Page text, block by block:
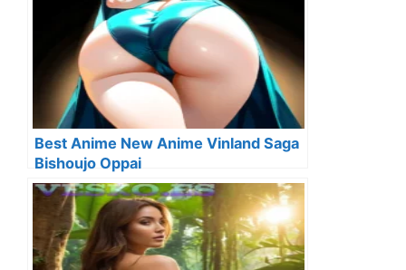
Best Anime New Anime Vinland Saga
Bishoujo Oppai